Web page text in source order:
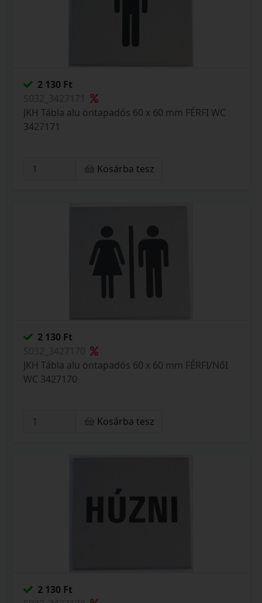
2 130 Ft
JKH Tábla alu öntapadós 60 x 60 mm FÉRFI WC
3427171
Kosárba tesz
2 130 Ft
JKH Tábla alu öntapadós 60 x 60 mm FÉRFI/NőI
WC 3427170
Kosárba tesz
2 130 Ft